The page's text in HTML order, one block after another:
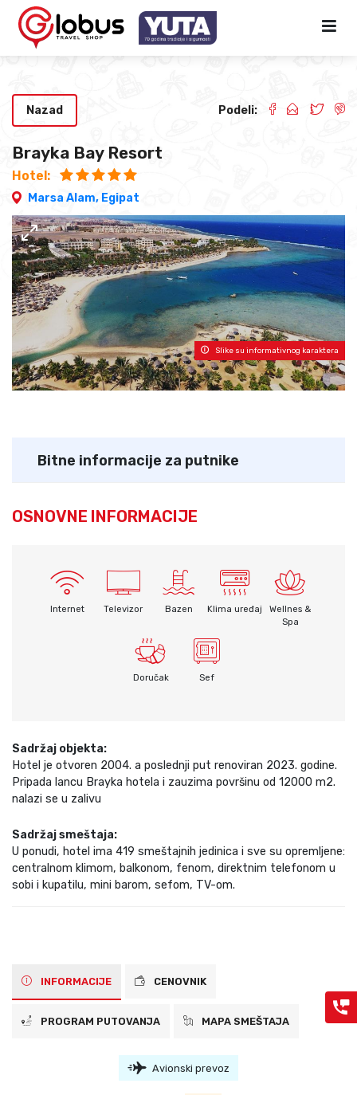
Brayka Bay Resort
Hotel:
Marsa Alam, Egipat
Nazad Podeli:
Slike su informativnog karaktera
Bitne informacije za putnike
OSNOVNE INFORMACIJE
Internet Televizor Bazen Klima uređaj
Wellnes &
Spa
Doručak Sef
Sadržaj objekta:
Hotel je otvoren 2004. a poslednji put renoviran 2023. godine.
Pripada lancu Brayka hotela i zauzima površinu od 12000 m2.
nalazi se u zalivu
Sadržaj smeštaja:
U ponudi, hotel ima 419 smeštajnih jedinica i sve su opremljene:
centralnom klimom, balkonom, fenom, direktnim telefonom u
sobi i kupatilu, mini barom, sefom, TV-om.
INFORMACIJE CENOVNIK
PROGRAM PUTOVANJA MAPA SMEŠTAJA
Avionski prevoz